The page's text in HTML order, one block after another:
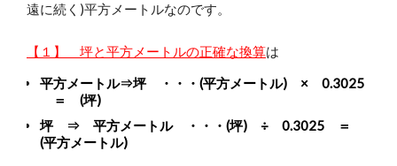
遠に続く)平方メートルなのです。
【１】 坪と平方メートルの正確な換算は
平方メートル⇒坪 ・・・(平方メートル) × 0.3025
＝ (坪)
坪 ⇒ 平方メートル ・・・(坪) ÷ 0.3025 ＝
(平方メートル)